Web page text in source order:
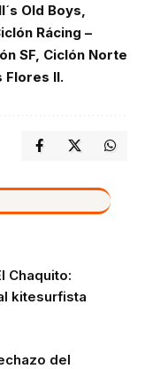
Old Boys,
Rácing –
SF, Ciclón Norte
Flores II.
Chaquito:
kitesurfista
del